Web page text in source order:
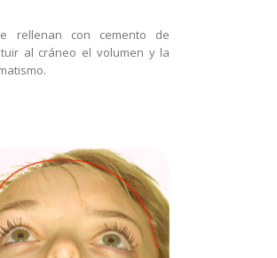
rellenan con cemento de
al cráneo el volumen y la